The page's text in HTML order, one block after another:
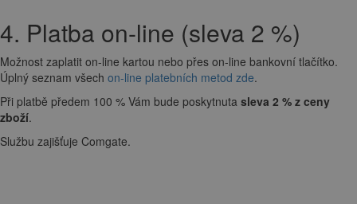
4. Platba on-line (sleva 2 %)
Možnost zaplatit on-line kartou nebo přes on-line bankovní tlačítko.
Úplný seznam všech on-line platebních metod zde.
Při platbě předem 100 % Vám bude poskytnuta sleva 2 % z ceny
zboží.
Službu zajišťuje Comgate.